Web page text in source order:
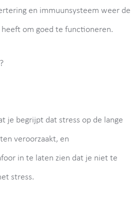
en immuunsysteem weer de
om goed te functioneren.
je begrijpt dat stress op de lange
veroorzaakt, en
in te laten zien dat je niet te
stress.